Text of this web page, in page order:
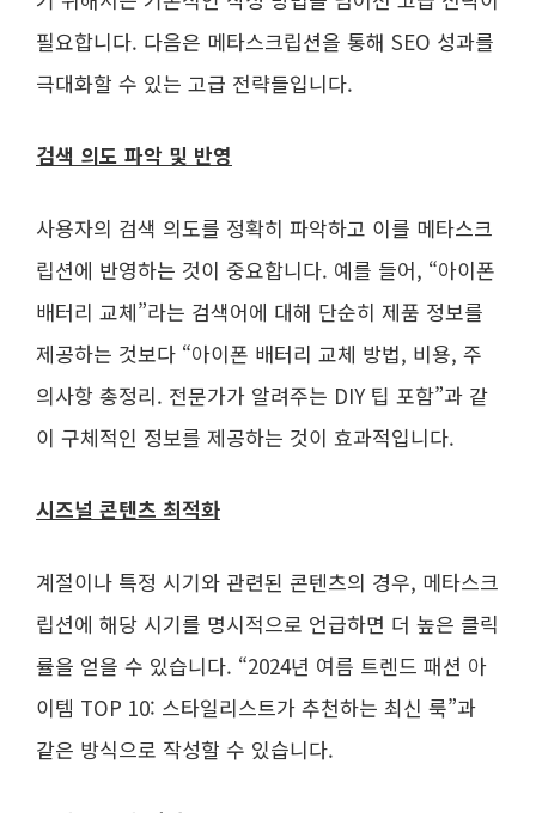
필요합니다. 다음은 메타스크립션을 통해 SEO 성과를
극대화할 수 있는 고급 전략들입니다.
검색 의도 파악 및 반영
사용자의 검색 의도를 정확히 파악하고 이를 메타스크
립션에 반영하는 것이 중요합니다. 예를 들어, “아이폰
배터리 교체”라는 검색어에 대해 단순히 제품 정보를
제공하는 것보다 “아이폰 배터리 교체 방법, 비용, 주
의사항 총정리. 전문가가 알려주는 DIY 팁 포함”과 같
이 구체적인 정보를 제공하는 것이 효과적입니다.
시즈널 콘텐츠 최적화
계절이나 특정 시기와 관련된 콘텐츠의 경우, 메타스크
립션에 해당 시기를 명시적으로 언급하면 더 높은 클릭
률을 얻을 수 있습니다. “2024년 여름 트렌드 패션 아
이템 TOP 10: 스타일리스트가 추천하는 최신 룩”과
같은 방식으로 작성할 수 있습니다.